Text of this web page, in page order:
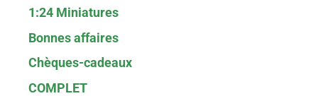
1:24 Miniatures
Bonnes affaires
Chèques-cadeaux
COMPLET